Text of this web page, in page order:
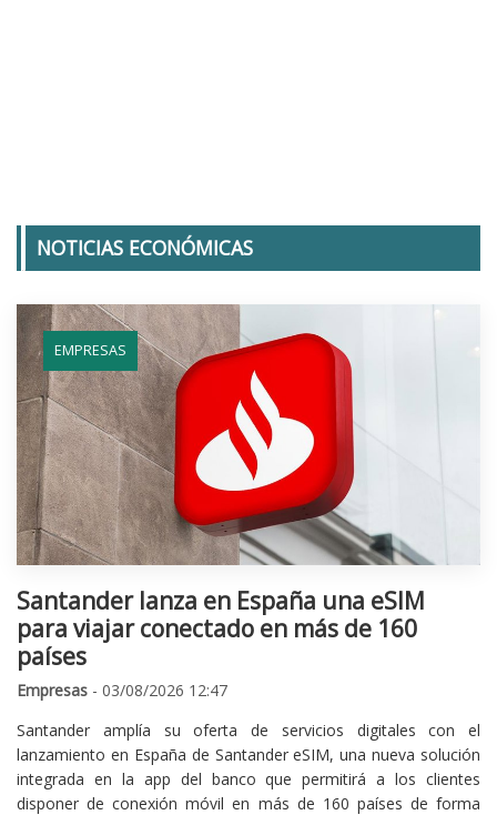
NOTICIAS ECONÓMICAS
EMPRESAS
Santander lanza en España una eSIM
para viajar conectado en más de 160
países
Empresas - 03/08/2026 12:47
Santander amplía su oferta de servicios digitales con el
lanzamiento en España de Santander eSIM, una nueva solución
integrada en la app del banco que permitirá a los clientes
disponer de conexión móvil en más de 160 países de forma